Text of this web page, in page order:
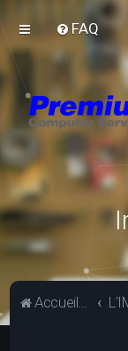
FAQ
Accueil du forum